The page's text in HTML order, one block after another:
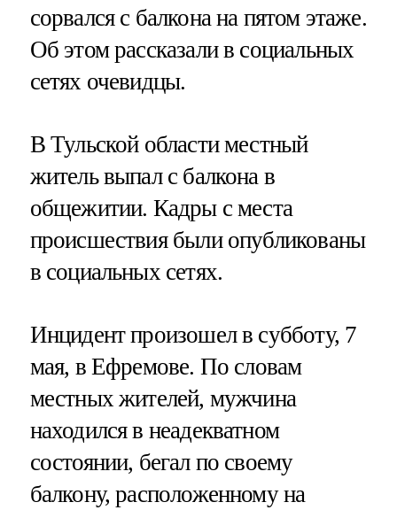
сорвался с балкона на пятом этаже.
Об этом рассказали в социальных
сетях очевидцы.
В Тульской области местный
житель выпал с балкона в
общежитии. Кадры с места
происшествия были опубликованы
в социальных сетях.
Инцидент произошел в субботу, 7
мая, в Ефремове. По словам
местных жителей, мужчина
находился в неадекватном
состоянии, бегал по своему
балкону, расположенному на